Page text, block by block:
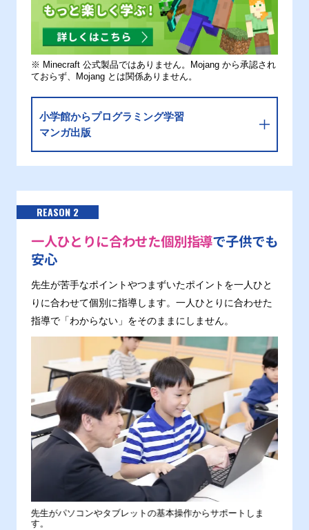
※ Minecraft 公式製品ではありません。Mojang から承認され
ておらず、Mojang とは関係ありません。
小学館からプログラミング学習
マンガ出版
REASON 2
一人ひとりに合わせた個別指導で子供でも
安心
先生が苦手なポイントやつまずいたポイントを一人ひと
りに合わせて個別に指導します。一人ひとりに合わせた
指導で「わからない」をそのままにしません。
先生がパソコンやタブレットの基本操作からサポートしま
す。